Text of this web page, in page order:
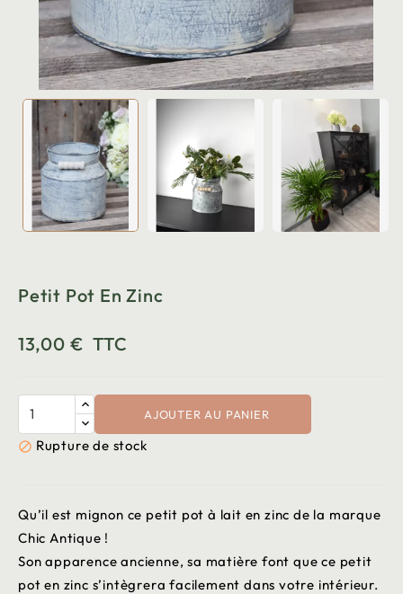
Petit Pot En Zinc
13,00 € TTC
AJOUTER AU PANIER
 Rupture de stock
Qu’il est mignon ce petit pot à lait en zinc de la marque
Chic Antique !
Son apparence ancienne, sa matière font que ce petit
pot en zinc s’intègrera facilement dans votre intérieur.